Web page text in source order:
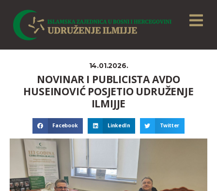
14.01.2026.
NOVINAR I PUBLICISTA AVDO
HUSEINOVIĆ POSJETIO UDRUŽENJE
ILMIJJE
Facebook LinkedIn Twitter